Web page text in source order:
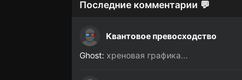
Последние комментарии 💬
Квантовое превосходство
Ghost: хреновая графика...